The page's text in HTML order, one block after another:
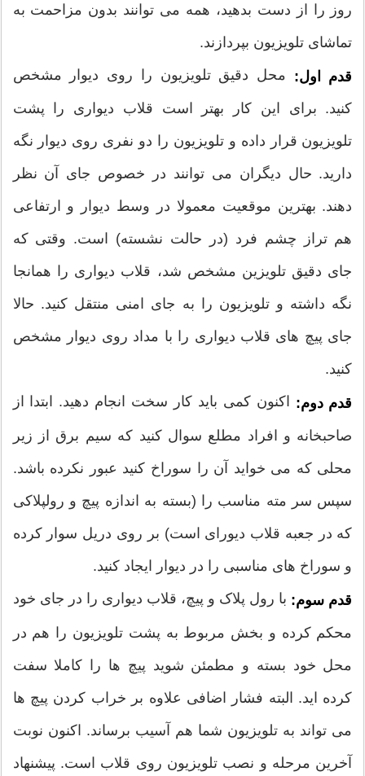
روز را از دست بدهید، همه می توانند بدون مزاحمت به
تماشای تلویزیون بپردازند.
قدم اول: محل دقیق تلویزیون را روی دیوار مشخص
کنید. برای این کار بهتر است قلاب دیواری را پشت
تلویزیون قرار داده و تلویزیون را دو نفری روی دیوار نگه
دارید. حال دیگران می توانند در خصوص جای آن نظر
دهند. بهترین موقعیت معمولا در وسط دیوار و ارتفاعی
هم تراز چشم فرد (در حالت نشسته) است. وقتی که
جای دقیق تلویزین مشخص شد، قلاب دیواری را همانجا
نگه داشته و تلویزیون را به جای امنی منتقل کنید. حالا
جای پیچ های قلاب دیواری را با مداد روی دیوار مشخص
کنید.
قدم دوم: اکنون کمی باید کار سخت انجام دهید. ابتدا از
صاحبخانه و افراد مطلع سوال کنید که سیم برق از زیر
محلی که می خواید آن را سوراخ کنید عبور نکرده باشد.
سپس سر مته مناسب را (بسته به اندازه پیچ و رولپلاکی
که در جعبه قلاب دیورای است) بر روی دریل سوار کرده
و سوراخ های مناسبی را در دیوار ایجاد کنید.
قدم سوم: با رول پلاک و پیچ، قلاب دیواری را در جای خود
محکم کرده و بخش مربوط به پشت تلویزیون را هم در
محل خود بسته و مطمئن شوید پیچ ها را کاملا سفت
کرده اید. البته فشار اضافی علاوه بر خراب کردن پیچ ها
می تواند به تلویزیون شما هم آسیب برساند. اکنون نوبت
آخرین مرحله و نصب تلویزیون روی قلاب است. پیشنهاد